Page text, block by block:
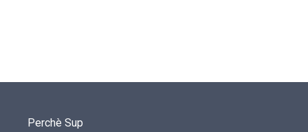
Perchè Sup